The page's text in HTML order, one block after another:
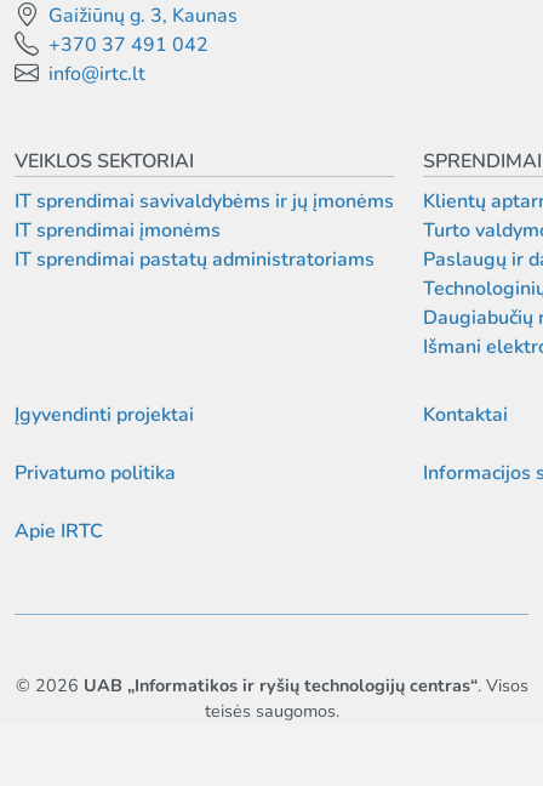
Gaižiūnų g. 3, Kaunas
+370 37 491 042
info@irtc.lt
VEIKLOS SEKTORIAI
IT sprendimai savivaldybėms ir jų įmonėms
IT sprendimai įmonėms
IT sprendimai pastatų administratoriams
SPRENDIMAI
Klientų
Turto
Paslaugų ir
Daugiabučių
Išmani
Įgyvendinti projektai Kontaktai
Privatumo politika Informacijos
Apie IRTC
© 2026 UAB „Informatikos ir ryšių technologijų centras“. Visos
teisės saugomos.